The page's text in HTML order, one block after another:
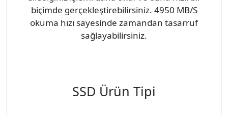
biçimde gerçekleştirebilirsiniz. 4950 MB/S
okuma hızı sayesinde zamandan tasarruf
sağlayabilirsiniz.
SSD Ürün Tipi